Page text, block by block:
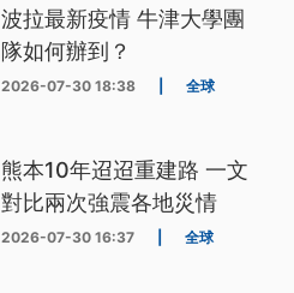
波拉最新疫情 牛津大學團
隊如何辦到？
2026-07-30 18:38 全球
熊本10年迢迢重建路 一文
對比兩次強震各地災情
2026-07-30 16:37 全球